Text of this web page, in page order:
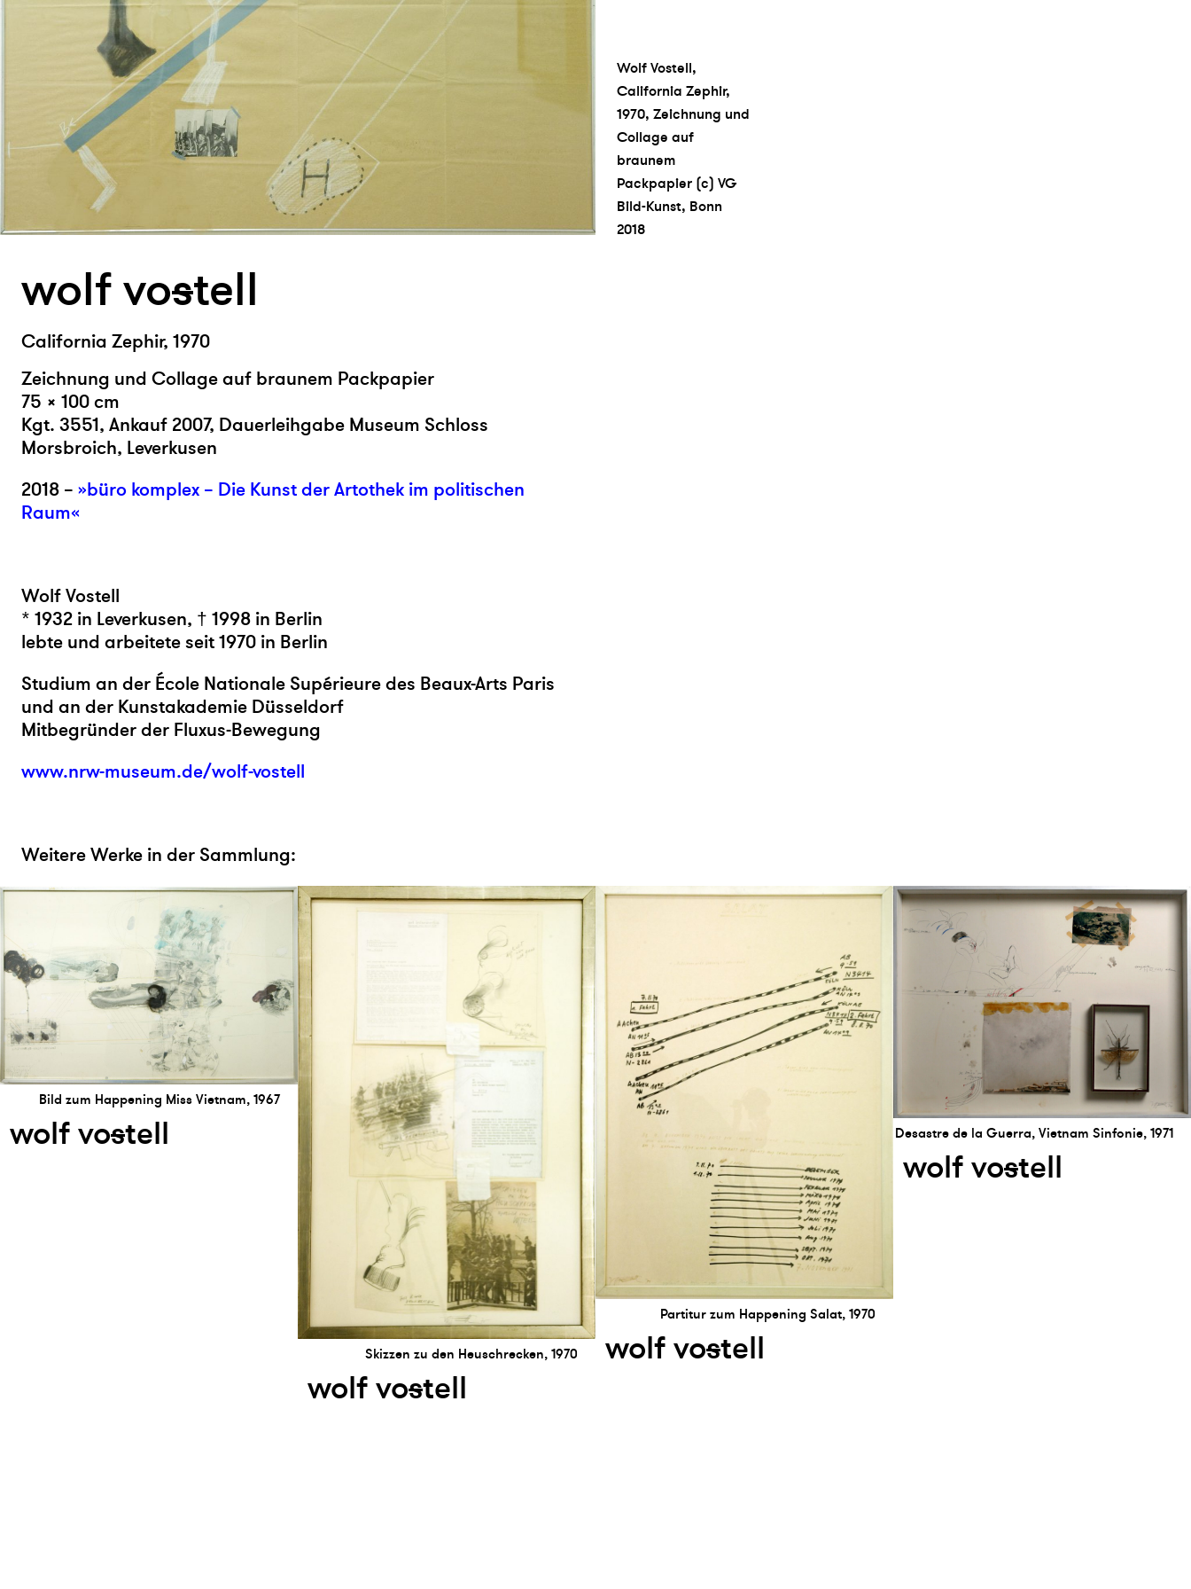
Wolf Vostell,
California Zephir,
1970, Zeichnung und
Collage auf
braunem
Packpapier (c) VG
Bild-Kunst, Bonn
2018
wolf vostell
California Zephir, 1970
Zeichnung und Collage auf braunem Packpapier
75 × 100 cm
Kgt. 3551, Ankauf 2007, Dauerleihgabe Museum Schloss
Morsbroich, Leverkusen
2018 – »büro komplex – Die Kunst der Artothek im politischen
Raum«
Wolf Vostell
* 1932 in Leverkusen, † 1998 in Berlin
lebte und arbeitete seit 1970 in Berlin
Studium an der École Nationale Supérieure des Beaux-Arts Paris
und an der Kunstakademie Düsseldorf
Mitbegründer der Fluxus-Bewegung
www.nrw-museum.de/wolf-vostell
Weitere Werke in der Sammlung:
Bild zum Happening Miss Vietnam, 1967
wolf vostell
Skizzen zu den Heuschrecken, 1970
wolf vostell
Partitur zum Happening Salat, 1970
wolf vostell
Desastre de la Guerra, Vietnam Sinfonie, 1971
wolf vostell